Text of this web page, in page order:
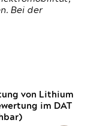
Bei der
von Lithium
im DAT